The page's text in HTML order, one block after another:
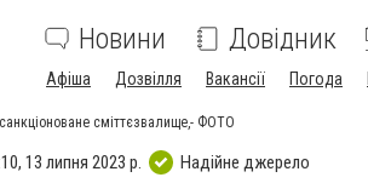
Новини Довідник
Афіша Дозвілля Вакансії Погода
сміттєзвалище,- ФОТО
13 липня 2023 р. Надійне джерело